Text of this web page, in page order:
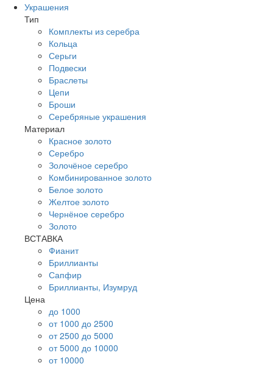
Украшения
Тип
Комплекты из серебра
Кольца
Серьги
Подвески
Браслеты
Цепи
Броши
Серебряные украшения
Материал
Красное золото
Серебро
Золочёное серебро
Комбинированное золото
Белое золото
Желтое золото
Чернёное серебро
Золото
ВСТАВКА
Фианит
Бриллианты
Сапфир
Бриллианты, Изумруд
Цена
до 1000
от 1000 до 2500
от 2500 до 5000
от 5000 до 10000
от 10000